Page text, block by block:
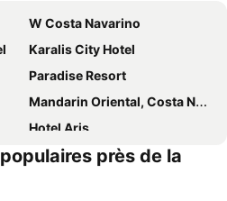
W Costa Navarino
Karalis City Hotel
Paradise Resort
Mandarin Oriental, Costa Navarino
Hotel Aris
Karalis Beachprès de la